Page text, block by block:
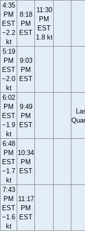
4:35
PM
EST
−2.2
kt
8:18
PM
EST
11:30
PM
EST
1.8 kt
5:19
PM
EST
−2.0
kt
9:03
PM
EST
6:02
PM
EST
−1.9
kt
9:49
PM
EST
6:48
PM
EST
−1.7
kt
10:34
PM
EST
7:43
PM
EST
−1.6
kt
11:17
PM
EST